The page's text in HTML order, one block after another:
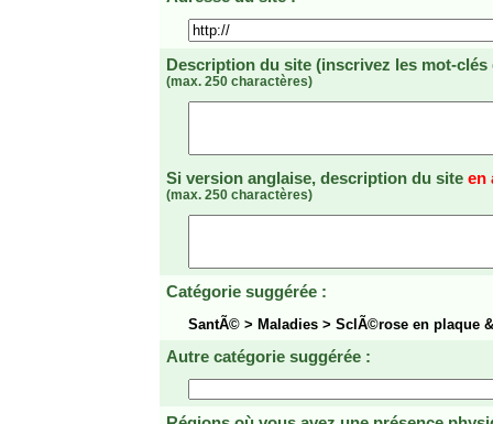
Description du site (inscrivez les mot-
(max. 250 charactères)
Si version anglaise, description du site en
(max. 250 charactères)
Catégorie suggérée :
SantÃ© > Maladies > SclÃ©rose en plaque
Autre catégorie suggérée :